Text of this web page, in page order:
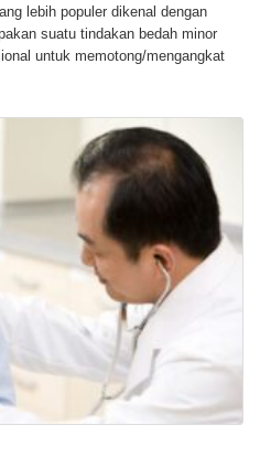
lebih populer dikenal dengan
suatu tindakan bedah minor
untuk memotong/mengangkat